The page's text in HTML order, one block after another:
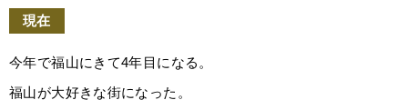
現在
今年で福山にきて4年目になる。
福山が大好きな街になった。